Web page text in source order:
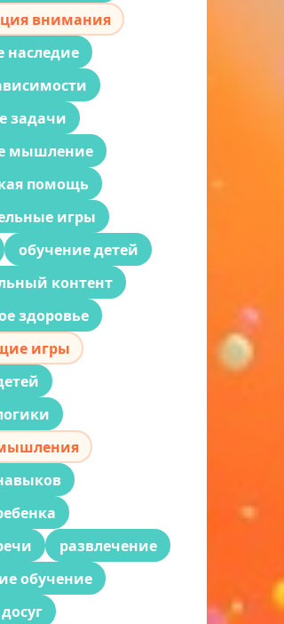
внимания
наследие
задачи
мышление
помощь
игры
обучение детей
контент
здоровье
игры
развлечение
обучение